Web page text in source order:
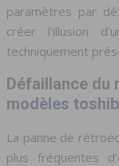
paramètres par
créer l’illusion
techniquement
Défaillance du
modèles
La panne de
plus fréquentes